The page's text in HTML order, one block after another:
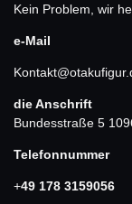
Kein Problem, wir
e-Mail
die Anschrift
Bundesstraße 5
Telefonnummer
+49 178 3159056